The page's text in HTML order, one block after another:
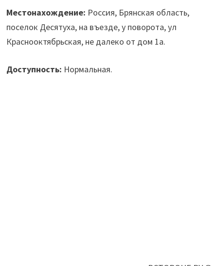
Местонахождение: Россия, Брянская область,
поселок Десятуха, на въезде, у поворота, ул
Краснооктябрьская, не далеко от дом 1а.
Доступность: Нормальная.